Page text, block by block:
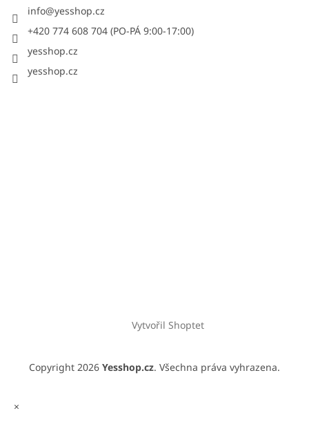
info@yesshop.cz
+420 774 608 704 (PO-PÁ 9:00-17:00)
yesshop.cz
yesshop.cz
Vytvořil Shoptet
Copyright 2026 Yesshop.cz. Všechna práva vyhrazena.
×